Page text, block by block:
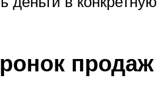
продаж